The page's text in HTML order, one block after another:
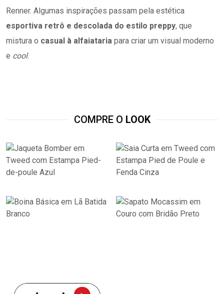
Renner. Algumas inspirações passam pela estética
esportiva retrô e descolada do estilo preppy, que
mistura o casual à alfaiataria para criar um visual moderno
e cool.
COMPRE O LOOK